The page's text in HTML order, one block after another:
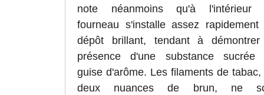
note néanmoins qu'à l'intérieur
fourneau s'installe assez rapidement
dépôt brillant, tendant à
présence d'une substance sucrée
guise d'arôme. Les filaments de tabac,
deux nuances de brun, ne